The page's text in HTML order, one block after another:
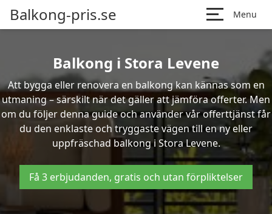
Balkong-pris.se Menu
Balkong i Stora Levene
Att bygga eller renovera en balkong kan kännas som en
utmaning – särskilt när det gäller att jämföra offerter. Men
om du följer denna guide och använder vår offerttjänst får
du den enklaste och tryggaste vägen till en ny eller
uppfräschad balkong i Stora Levene.
Få 3 erbjudanden, gratis och utan förpliktelser